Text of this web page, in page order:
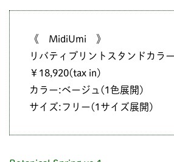
《 MidiUmi 》
リバティプリントスタンドカラ
￥18,920(tax in)
カラー:ベージュ(1色展開)
サイズ:フリー(1サイズ展開)